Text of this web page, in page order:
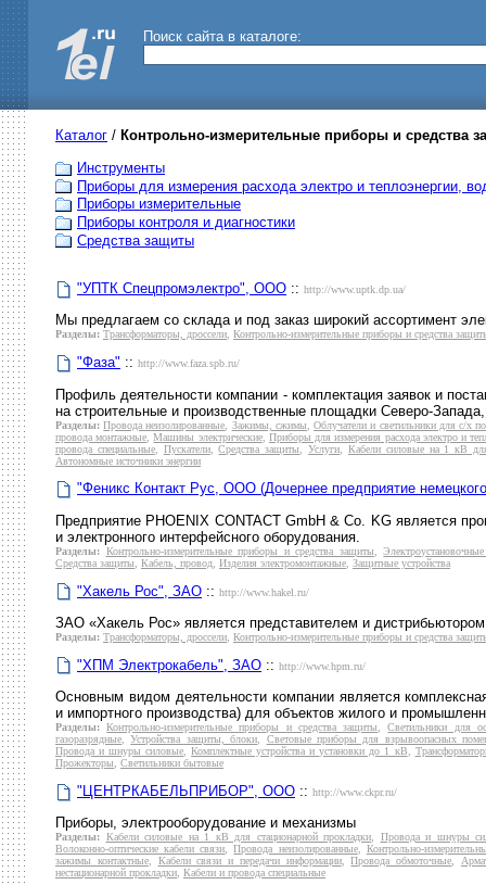
Поиск сайта в каталоге:
Каталог / Контрольно-измерительные приборы и средства
Инструменты
Приборы для измерения расхода электро и теплоэнергии,
Приборы измерительные
Приборы контроля и диагностики
Средства защиты
"УПТК Спецпромэлектро", OOO :: http://www.uptk.dp.ua/
Мы предлагаем со склада и под заказ широкий ассортимент
Разделы: Трансформаторы, дроссели, Контрольно-измерительные приборы и средства
"Фаза" :: http://www.faza.spb.ru/
Профиль деятельности компании - комплектация заявок и
на строительные и производственные площадки Северо-
Разделы: Провода неизолированные Зажимы, сжимы ,Облучатели и светильники для с/х
провода монтажные ,Машины электрические, Приборы для измерения расхода электро и
провода специальные, Пускатели,Средства защиты ,Услуги
Кабели силовые на 1 кВ
Автономные источники энергии
"Феникс Контакт Рус, ООО (Дочернее предприятие
Предприятие PHOENIX CONTACT GmbH & Co. KG является
и электронного интерфейсного оборудования.
Разделы: Контрольно-измерительные приборы и средства защиты ,
Средства защиты
Кабель, провод Изделия электромонтажные Защитные устройства
"Хакель Рос", ЗАО :: http://www.hakel.ru/
ЗАО «Хакель Рос» является представителем и
Разделы: Трансформаторы, дроссели Контрольно-измерительные приборы и средства
"ХПМ Электрокабель", ЗАО :: http://www.hpm.ru/
Основным видом деятельности компании является
и импортного производства) для объектов жилого и
Разделы: Контрольно-измерительные приборы и средства защиты,Светильники для
газоразрядные,Устройства защиты, блоки, Световые приборы для взрывоопасных
Провода и шнуры силовые,Комплектные устройства и установки до 1 кВ,
Прожекторы, Светильники бытовые
"ЦЕНТРКАБЕЛЬПРИБОР", ООО :: http://www.ckpr.ru/
Приборы, электрооборудование и механизмы
Разделы: Кабели силовые на 1 кВ для стационарной прокладки, Провода и шнуры
Волоконно-оптические кабели связи,Провода неизолированные, Контрольно-
зажимы контактные, Кабели связи и передачи информации,Провода обмоточные,
нестационарной прокладки, Кабели и провода специальные